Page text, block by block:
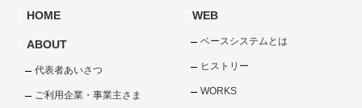
HOME
ABOUT
代表者あいさつ
ご利用企業・事業主さま
WEB
ベースシステムとは
ヒストリー
WORKS